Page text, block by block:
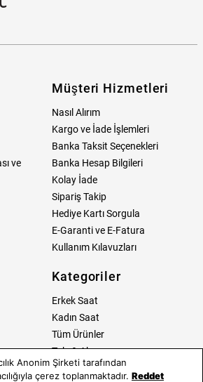
ve
Müşteri Hizmetleri
Nasıl Alırım
Kargo ve İade İşlemleri
Banka Taksit Seçenekleri
Banka Hesap Bilgileri
Kolay İade
Sipariş Takip
Hediye Kartı Sorgula
E-Garanti ve E-Fatura
Kullanım Kılavuzları
Kategoriler
Erkek Saat
Kadın Saat
Tüm Ürünler
Takı & Aksesuar
Kampanyalar
Anonim Şirketi tarafından
çerez toplanmaktadır. Reddet